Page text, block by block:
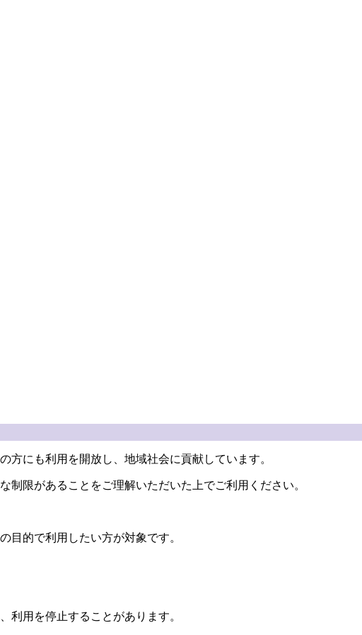
にも利用を開放し、地域社会に貢献しています。
限があることをご理解いただいた上でご利用ください。
目的で利用したい方が対象です。
利用を停止することがあります。